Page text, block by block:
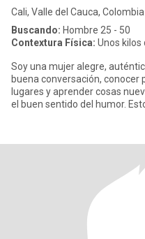
Cali, Valle del Cauca, Colombia
Buscando: Hombre 25 - 50
Contextura Física: Unos kilos
Soy una mujer alegre,
buena conversación, conocer
lugares y aprender cosas
el